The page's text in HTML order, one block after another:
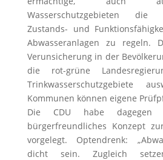
Wasserschutzgebieten
Zustands- und
Abwasseranlagen zu regeln.
Verunsicherung in der
die rot-grüne
Trinkwasserschutzgebiete
Kommunen können eigene
Die CDU habe
bürgerfreundliches Konzept
vorgelegt. Optendrenk:
dicht sein. Zugleich